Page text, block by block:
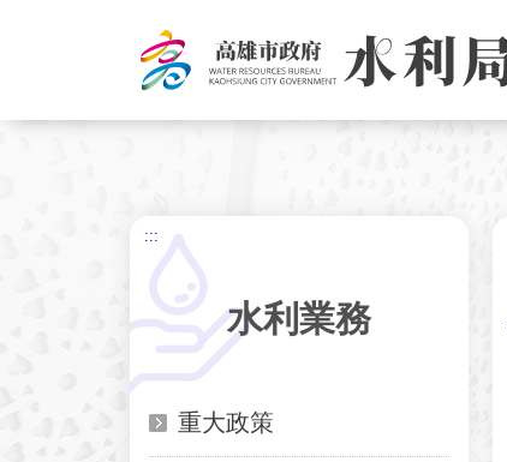
:::
水利業務
重大政策